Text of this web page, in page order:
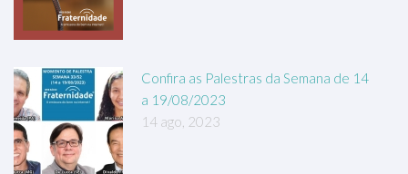
Confira as Palestras da Semana de 14
a 19/08/2023
14 ago, 2023